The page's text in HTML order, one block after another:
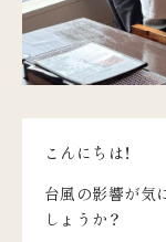
こんにちは！
台風の影響が気
しょうか？